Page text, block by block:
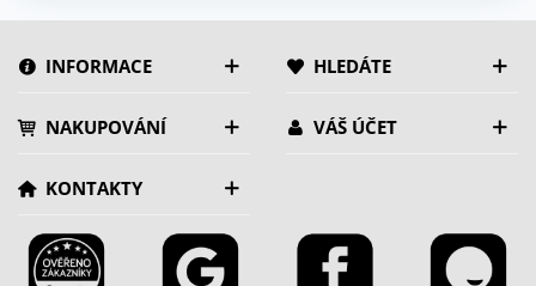
INFORMACE HLEDÁTE
NAKUPOVÁNÍ VÁŠ ÚČET
KONTAKTY